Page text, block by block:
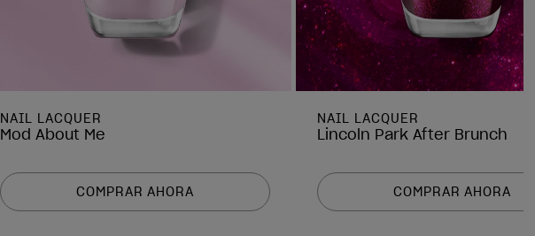
NAIL LACQUER
Mod About Me
COMPRAR AHORA
NAIL LACQUER
Lincoln Park After Brunch
COMPRAR AHORA